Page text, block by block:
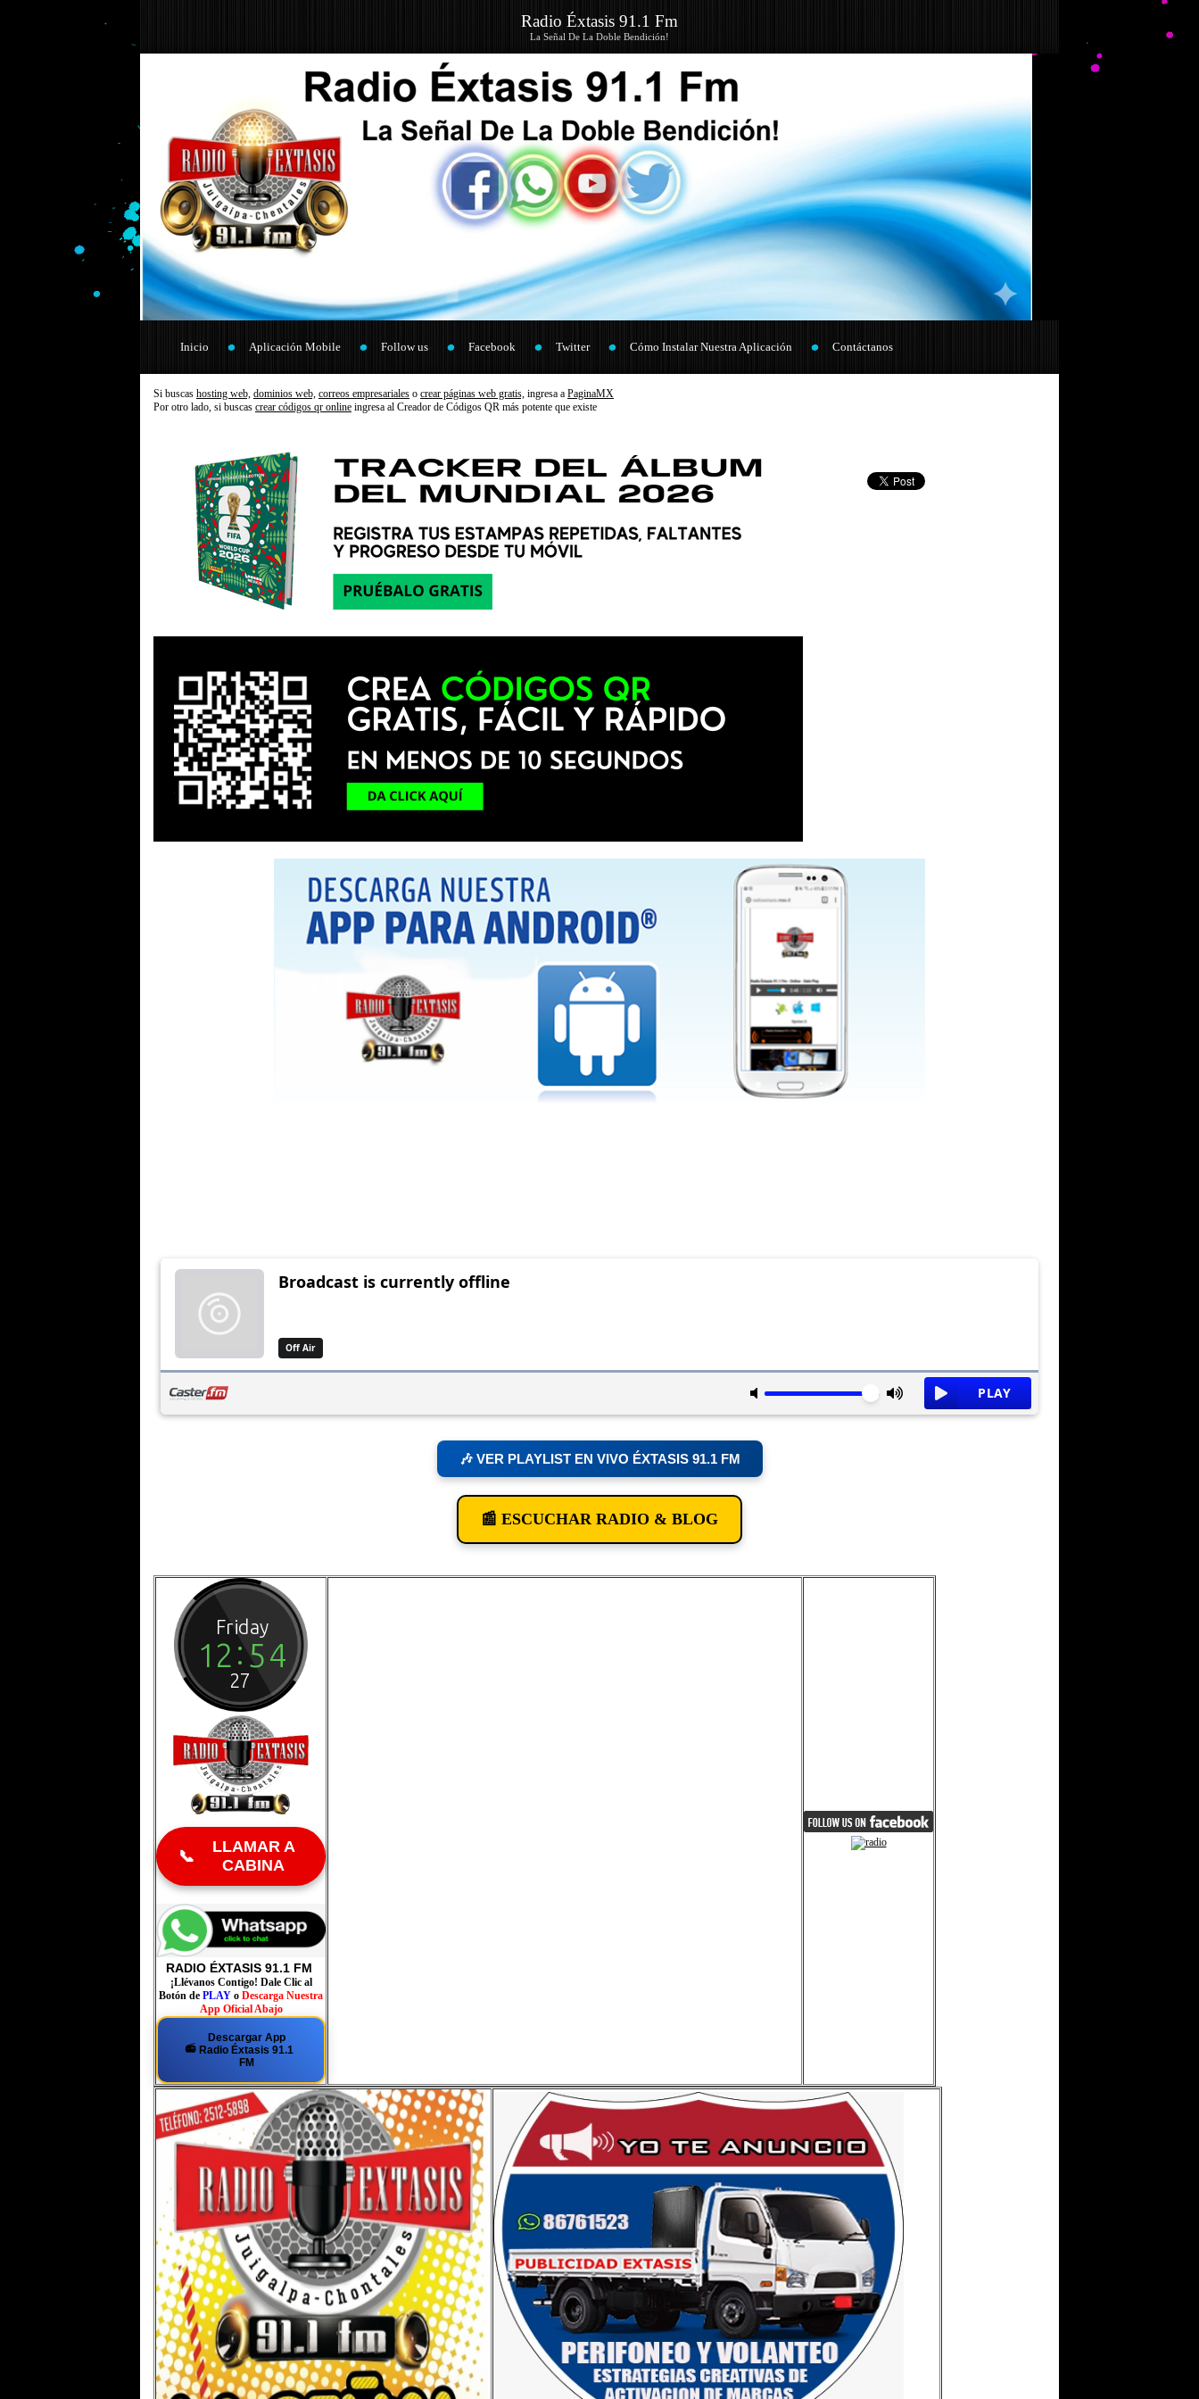
Radio Éxtasis 91.1 Fm
La Señal De La Doble Bendición!
Inicio Aplicación Mobile Follow us Facebook Twitter Cómo Instalar Nuestra Aplicación Contáctanos
Si buscas hosting web, dominios web, correos empresariales o crear páginas web gratis, ingresa a PaginaMX
Por otro lado, si buscas crear códigos qr online ingresa al Creador de Códigos QR más potente que existe
🎶 VER PLAYLIST EN VIVO ÉXTASIS 91.1 FM
📰 ESCUCHAR RADIO & BLOG
📞
LLAMAR A
CABINA
RADIO ÉXTASIS 91.1 FM
¡Llévanos Contigo! Dale Clic al
Botón de PLAY o Descarga Nuestra
App Oficial Abajo
📻
Descargar App
Radio Éxtasis 91.1
FM